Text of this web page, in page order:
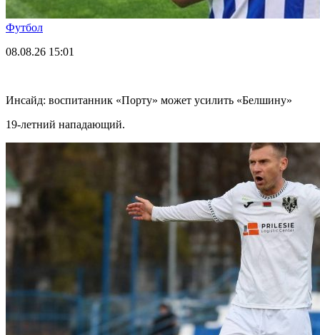
Футбол
08.08.26 15:01
Инсайд: воспитанник «Порту» может усилить «Белшину»
19-летний нападающий.